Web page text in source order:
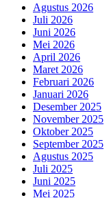
Agustus 2026
Juli 2026
Juni 2026
Mei 2026
April 2026
Maret 2026
Februari 2026
Januari 2026
Desember 2025
November 2025
Oktober 2025
September 2025
Agustus 2025
Juli 2025
Juni 2025
Mei 2025